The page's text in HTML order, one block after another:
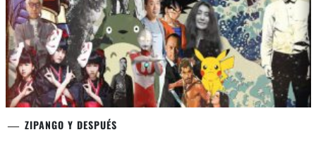
ZIPANGO Y DESPUÉS